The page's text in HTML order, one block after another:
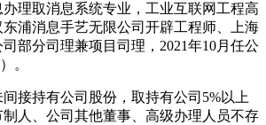
理取消息系统专业，工业互联网工程高
浦消息手艺无限公司开辟工程师、上海
部分司理兼项目司理，2021年10月任公
。
持有公司股份，取持有公司5%以上
人、公司其他董事、高级办理人员不存